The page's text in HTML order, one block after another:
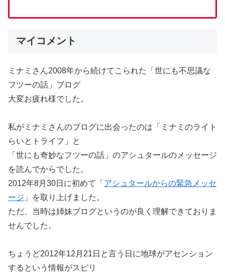
マイコメント
ミナミさん2008年から続けてこられた「世にも不思議な
フツーの話」ブログ
大変お疲れ様でした。
私がミナミさんのブログに出会ったのは「ミナミのライト
らいとトライフ」と
「世にも奇妙なフツーの話」のアシュタールのメッセージ
を読んでからでした。
2012年8月30日に初めて「 アシュタールからの緊急メッセ
ージ 」を取り上げました。
ただ、当時は姉妹ブログというのが良く理解できておりま
せんでした。
ちょうど2012年12月21日と言う日に地球がアセンション
するという情報がスピリ